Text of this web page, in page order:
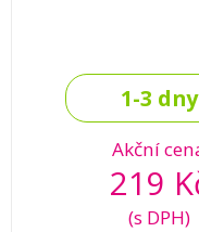
1-3 dny
Akční
219
(s DPH)